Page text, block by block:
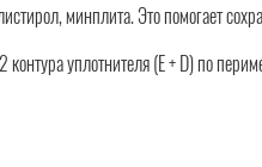
минплита. Это помогает
контура уплотнителя (Е + D) по